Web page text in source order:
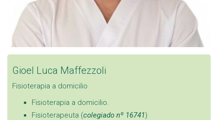
Gioel Luca Maffezzoli
Fisioterapia a domicilio
Fisioterapia a domicilio.
Fisioterapeuta (colegiado nº 16741)